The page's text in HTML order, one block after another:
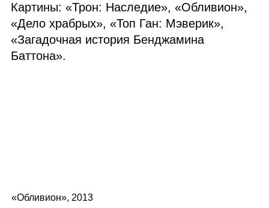
Картины: «Трон: Наследие», «Обливион»,
«Дело храбрых», «Топ Ган: Мэверик»,
«Загадочная история Бенджамина
Баттона».
«Обливион», 2013